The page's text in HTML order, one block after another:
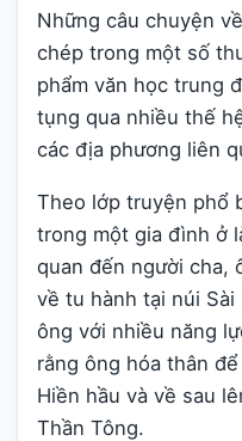
Những câu chuyện
chép trong một số
phẩm văn học trung
tụng qua nhiều thế
các địa phương liên
Theo lớp truyện phổ
trong một gia đình ở
quan đến người cha,
về tu hành tại núi
ông với nhiều năng
rằng ông hóa thân
Hiền hầu và về sau
Thần Tông.